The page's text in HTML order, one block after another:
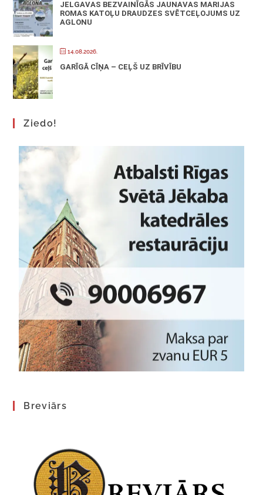
JELGAVAS BEZVAINĪGĀS JAUNAVAS MARIJAS
ROMAS KATOĻU DRAUDZES SVĒTCEĻOJUMS UZ
AGLONU
14.08.2026.
GARĪGĀ CĪŅA – CEĻŠ UZ BRĪVĪBU
Ziedo!
Breviārs